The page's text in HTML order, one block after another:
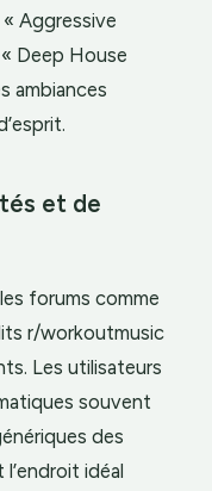
Aggressive
Deep House
ambiances
et de
forums comme
r/workoutmusic
Les utilisateurs
souvent
des
idéal